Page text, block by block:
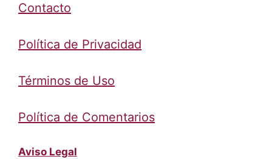
Contacto
Política de Privacidad
Términos de Uso
Política de Comentarios
Aviso Legal